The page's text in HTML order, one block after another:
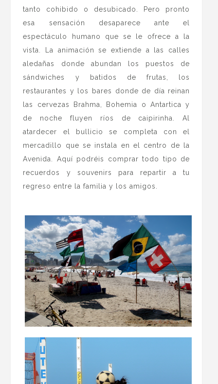
tanto cohibido o desubicado. Pero pronto
esa sensación desaparece ante el
espectáculo humano que se le ofrece a la
vista. La animación se extiende a las calles
aledañas donde abundan los puestos de
sándwiches y batidos de frutas, los
restaurantes y los bares donde de día reinan
las cervezas Brahma, Bohemia o Antartica y
de noche fluyen ríos de caipirinha. Al
atardecer el bullicio se completa con el
mercadillo que se instala en el centro de la
Avenida. Aquí podréis comprar todo tipo de
recuerdos y souvenirs para repartir a tu
regreso entre la familia y los amigos.